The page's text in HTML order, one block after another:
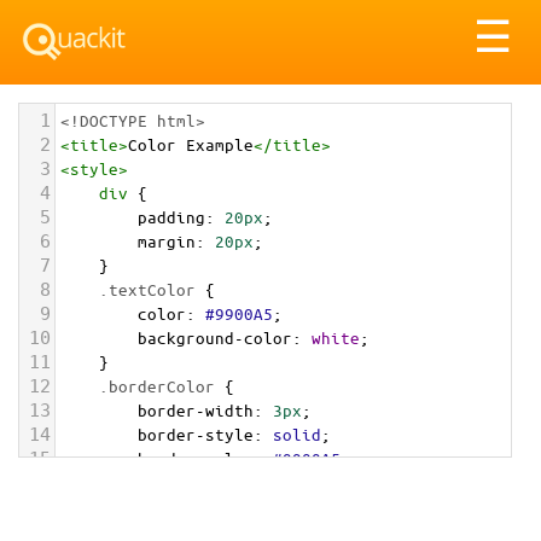
☰
1 <!DOCTYPE html>
2 <title>Color Example</title>
3 <style>
4 div {
5 padding: 20px;
6 margin: 20px;
7 }
8 .textColor {
9 color: #9900A5;
10 background-color: white;
11 }
12 .borderColor {
13 border-width: 3px;
14 border-style: solid;
15 border-color: #9900A5;